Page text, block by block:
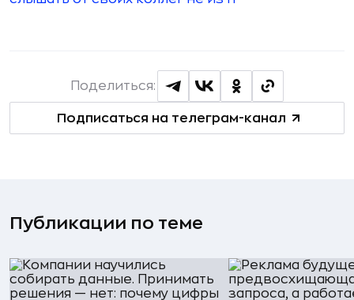
Подписаться на телеграм-канал
Поделиться:
Публикации по теме